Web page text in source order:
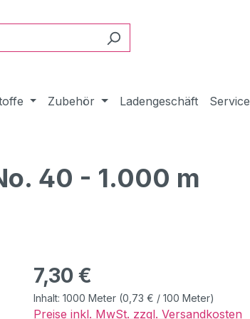
Zubehör Ladengeschäft Service
40 - 1.000 m
Regulärer Preis:
7,30 €
Inhalt: 1000 Meter (0,73 € / 100 Meter)
Preise inkl. MwSt. zzgl. Versandkosten